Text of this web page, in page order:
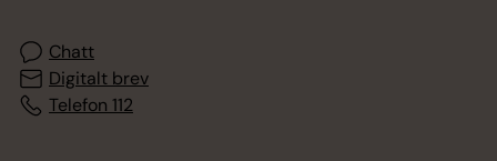
Chatt
Digitalt brev
Telefon 112